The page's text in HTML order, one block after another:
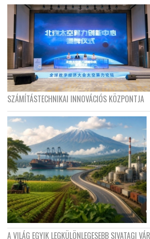
SZÁMÍTÁSTECHNIKAI INNOVÁCIÓS KÖZPONTJA
A VILÁG EGYIK LEGKÜLÖNLEGESEBB SIVATAGI